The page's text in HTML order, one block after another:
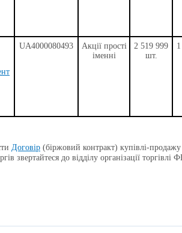
UA4000080493
Акції прості
іменні
2 519 999
шт.
1
Договір (біржовий контракт) купівлі-продажу
звертайтеся до відділу організації